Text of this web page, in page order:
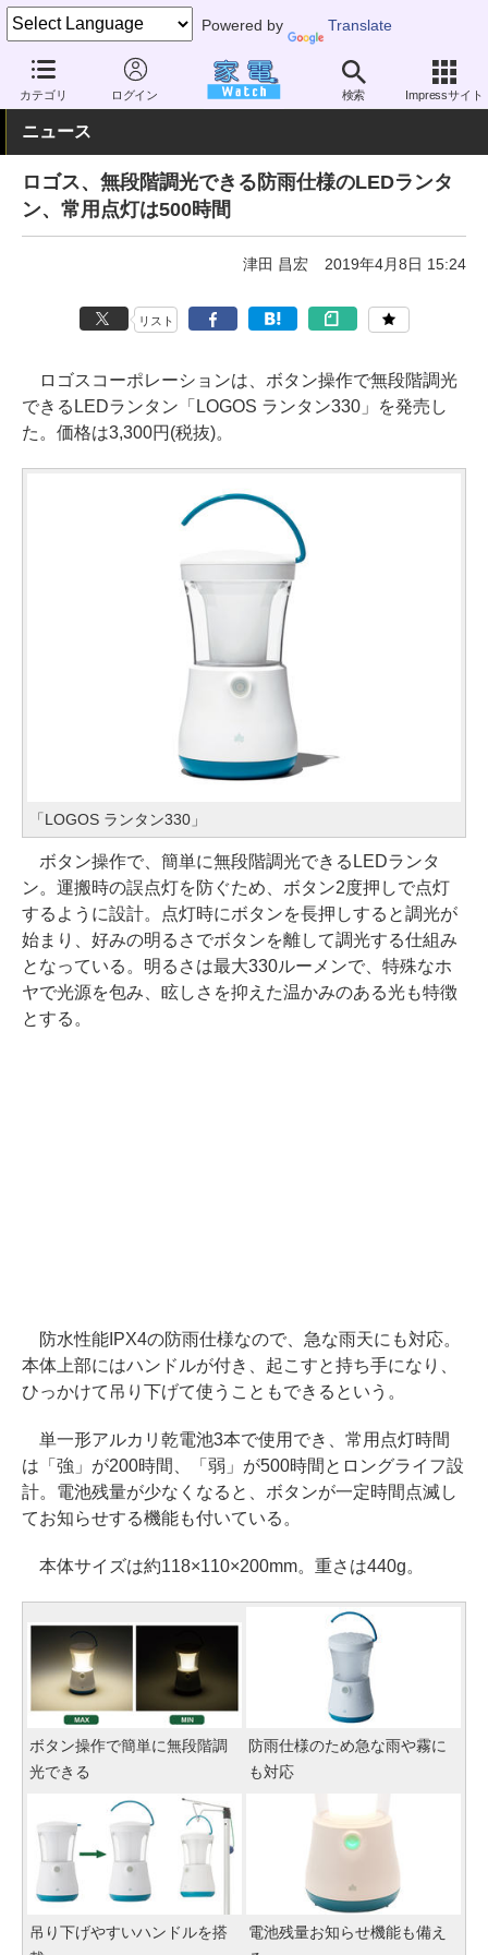
Powered by Translate
カテゴリ ログイン 検索 Impressサイト
家電 Watch 生活家電 照明器具 懐中電灯
ニュース
ロゴス、無段階調光できる防雨仕様のLEDランタ
ン、常用点灯は500時間
津田 昌宏 2019年4月8日 15:24
リスト
ロゴスコーポレーションは、ボタン操作で無段階調光
できるLEDランタン「LOGOS ランタン330」を発売し
た。価格は3,300円(税抜)。
「LOGOS ランタン330」
ボタン操作で、簡単に無段階調光できるLEDランタ
ン。運搬時の誤点灯を防ぐため、ボタン2度押しで点灯
するように設計。点灯時にボタンを長押しすると調光が
始まり、好みの明るさでボタンを離して調光する仕組み
となっている。明るさは最大330ルーメンで、特殊なホ
ヤで光源を包み、眩しさを抑えた温かみのある光も特徴
とする。
防水性能IPX4の防雨仕様なので、急な雨天にも対応。
本体上部にはハンドルが付き、起こすと持ち手になり、
ひっかけて吊り下げて使うこともできるという。
単一形アルカリ乾電池3本で使用でき、常用点灯時間
は「強」が200時間、「弱」が500時間とロングライフ設
計。電池残量が少なくなると、ボタンが一定時間点滅し
てお知らせする機能も付いている。
本体サイズは約118×110×200mm。重さは440g。
ボタン操作で簡単に無段階調
光できる
防雨仕様のため急な雨や霧に
も対応
吊り下げやすいハンドルを搭
電池残量お知らせ機能も備え